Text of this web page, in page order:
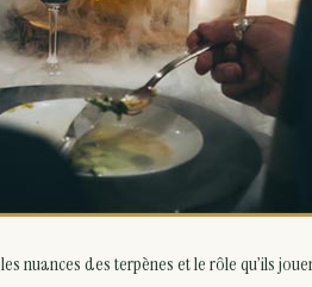
nuances des terpènes et le rôle qu’ils